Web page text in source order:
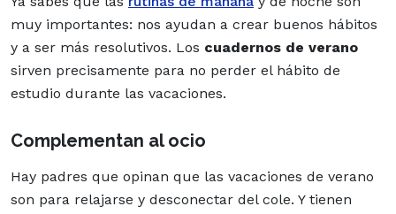
muy importantes: nos ayudan a crear buenos hábitos
y a ser más resolutivos. Los cuadernos de verano
sirven precisamente para no perder el hábito de
estudio durante las vacaciones.
Complementan al ocio
Hay padres que opinan que las vacaciones de verano
son para relajarse y desconectar del cole. Y tienen